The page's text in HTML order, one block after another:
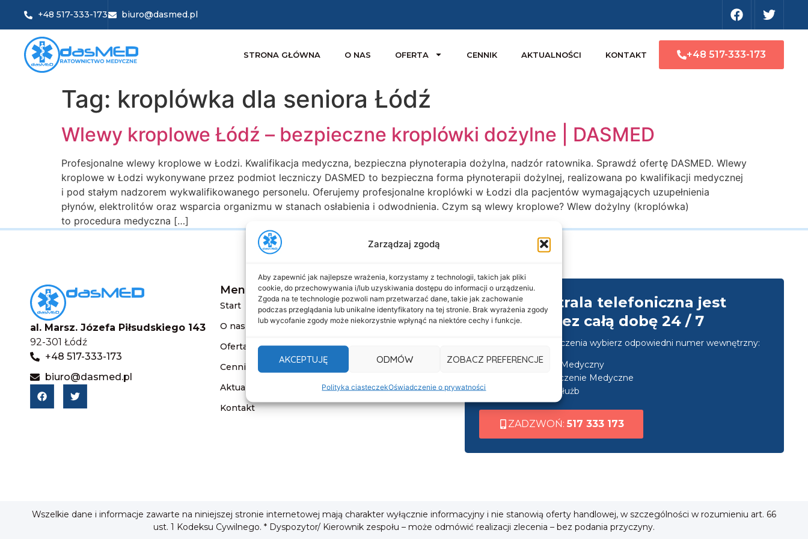
Zarządzaj zgodą
Aby zapewnić jak najlepsze wrażenia, korzystamy z technologii, takich jak pliki
cookie, do przechowywania i/lub uzyskiwania dostępu do informacji o urządzeniu.
Zgoda na te technologie pozwoli nam przetwarzać dane, takie jak zachowanie
podczas przeglądania lub unikalne identyfikatory na tej stronie. Brak wyrażenia zgody
lub wycofanie zgody może niekorzystnie wpłynąć na niektóre cechy i funkcje.
AKCEPTUJĘ ODMÓW ZOBACZ PREFERENCJE
Polityka ciasteczekOświadczenie o prywatności
+48 517-333-173 biuro@dasmed.pl
STRONA GŁÓWNA O NAS OFERTA CENNIK AKTUALNOŚCI KONTAKT +48 517-333-173
Tag: kroplówka dla seniora Łódź
Wlewy kroplowe Łódź – bezpieczne kroplówki dożylne | DASMED
Profesjonalne wlewy kroplowe w Łodzi. Kwalifikacja medyczna, bezpieczna płynoterapia dożylna, nadzór ratownika. Sprawdź ofertę DASMED. Wlewy
kroplowe w Łodzi wykonywane przez podmiot leczniczy DASMED to bezpieczna forma płynoterapii dożylnej, realizowana po kwalifikacji medycznej
i pod stałym nadzorem wykwalifikowanego personelu. Oferujemy profesjonalne kroplówki w Łodzi dla pacjentów wymagających uzupełnienia
płynów, elektrolitów oraz wsparcia organizmu w stanach osłabienia i odwodnienia. Czym są wlewy kroplowe? Wlew dożylny (kroplówka)
to procedura medyczna […]
al. Marsz. Józefa Piłsudskiego 143
92-301 Łódź
+48 517-333-173
biuro@dasmed.pl
Menu
Start
O nas
Oferta
Cennik
Aktualności
Kontakt
Informacje
Deklaracja dostępności
Klauzula informacyjna
Polityka prywatności
Cookies
Nasza centrala telefoniczna jest
czynna przez całą dobę 24 / 7
Po nawiązaniu połączenia wybierz odpowiedni numer wewnętrzny:
wew. 1 ➜ Transport Medyczny
wew. 2 ➜ Zabezpieczenie Medyczne
wew. 3 ➜ Obsługa służb
ZADZWOŃ:517 333 173
Wszelkie dane i informacje zawarte na niniejszej stronie internetowej mają charakter wyłącznie informacyjny i nie stanowią oferty handlowej, w szczególności w rozumieniu art. 66
ust. 1 Kodeksu Cywilnego. * Dyspozytor/ Kierownik zespołu – może odmówić realizacji zlecenia – bez podania przyczyny.